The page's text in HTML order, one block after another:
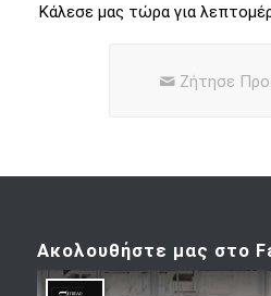
Κάλεσε μας τώρα για
Zήτησε
Ακολουθήστε μας στο